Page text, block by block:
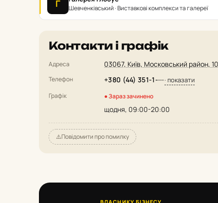
Г Шевченківський · Виставкові комплекси та галереї
Контакти і графік
Адреса 03067, Київ, Московський район,
Телефон +380 (44) 351-1-···· показати
Графік ● Зараз зачинено
щодня, 09:00-20:00
⚠️Повідомити про помилку